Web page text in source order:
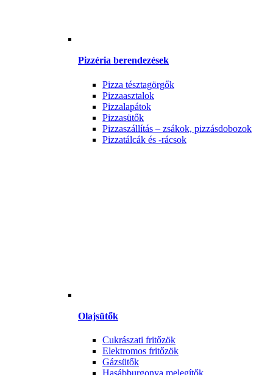
Pizzéria berendezések
Pizza tésztagörgők
Pizzaasztalok
Pizzalapátok
Pizzasütők
Pizzaszállítás – zsákok, pizzásdobozok
Pizzatálcák és -rácsok
Olajsütők
Cukrászati fritőzök
Elektromos fritőzök
Gázsütők